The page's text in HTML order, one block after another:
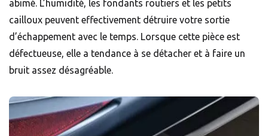
abimé. L’humidité, les fondants routiers et les petits
cailloux peuvent effectivement détruire votre sortie
d’échappement avec le temps. Lorsque cette pièce est
défectueuse, elle a tendance à se détacher et à faire un
bruit assez désagréable.